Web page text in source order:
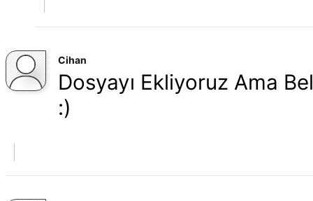
Cihan
Dosyayı Ekliyoruz Ama
:)